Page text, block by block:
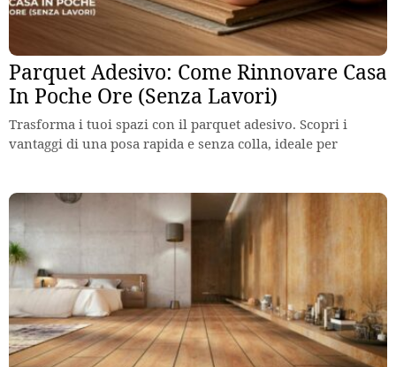
Parquet Adesivo: Come Rinnovare Casa
In Poche Ore (Senza Lavori)
Trasforma i tuoi spazi con il parquet adesivo. Scopri i
vantaggi di una posa rapida e senza colla, ideale per